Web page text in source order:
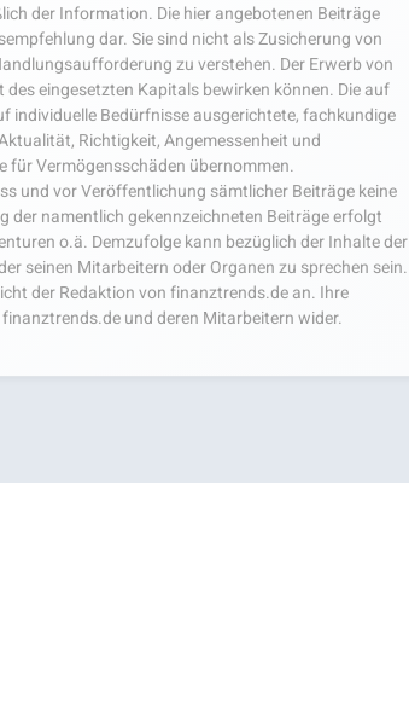
der Information. Die hier angebotenen Beiträge
dar. Sie sind nicht als Zusicherung von
zu verstehen. Der Erwerb von
eingesetzten Kapitals bewirken können. Die auf
Bedürfnisse ausgerichtete, fachkundige
Richtigkeit, Angemessenheit und
Vermögensschäden übernommen.
und vor Veröffentlichung sämtlicher Beiträge keine
der namentlich gekennzeichneten Beiträge erfolgt
o.ä. Demzufolge kann bezüglich der Inhalte der
seinen Mitarbeitern oder Organen zu sprechen sein.
der Redaktion von finanztrends.de an. Ihre
und deren Mitarbeitern wider.